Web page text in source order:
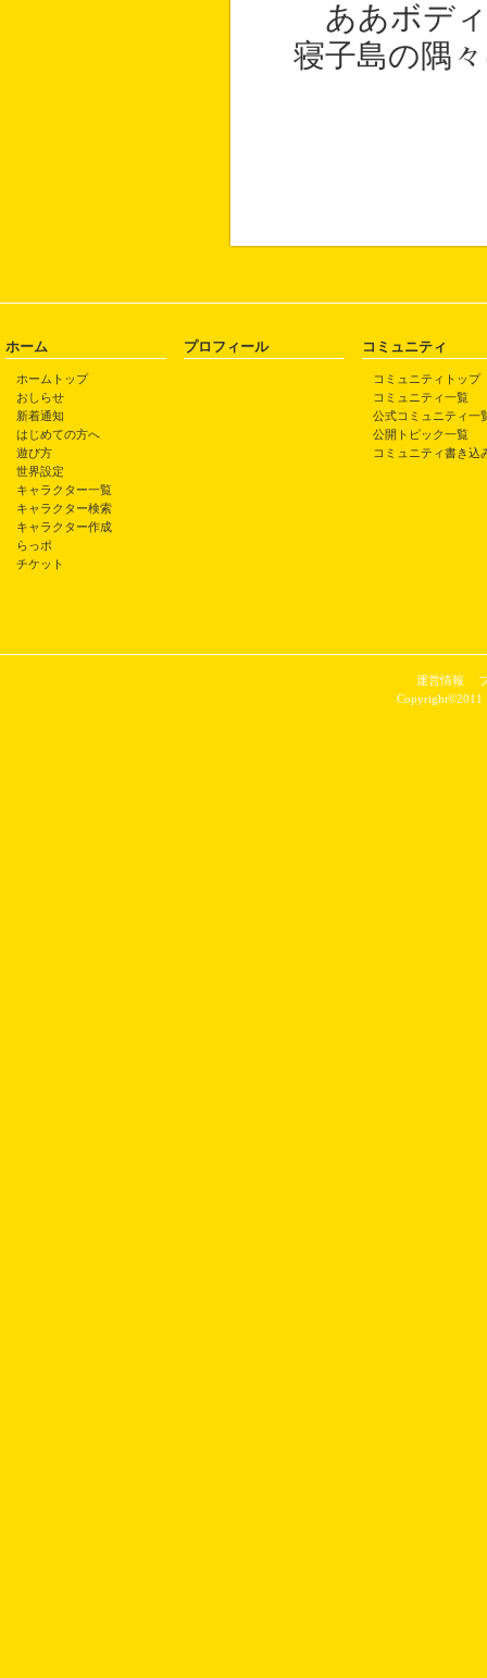
ああボディ
寝子島の隅
ホーム
ホームトップ
おしらせ
新着通知
はじめての方へ
遊び方
世界設定
キャラクター一覧
キャラクター検索
キャラクター作成
らっポ
チケット
プロフィール コミュニティ
コミュニティトップ
コミュニティ一覧
公式コミュニティ一
公開トピック一覧
コミュニティ書き込
運営情報
Copyright©2011